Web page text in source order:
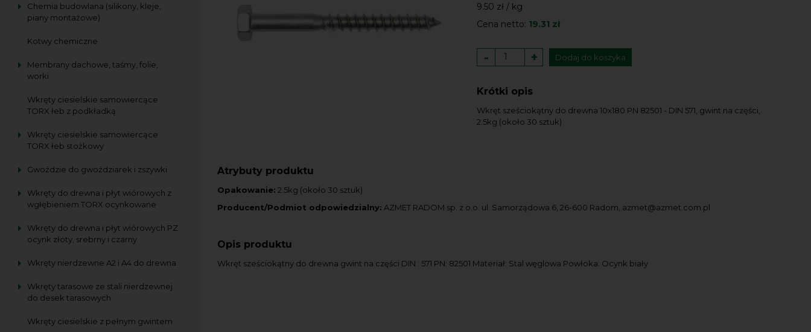
Chemia budowlana (silikony, kleje,
piany montażowe)
Kotwy chemiczne
Membrany dachowe, taśmy, folie,
worki
Wkręty ciesielskie samowiercące
TORX łeb z podkładką
Wkręty ciesielskie samowiercące
TORX łeb stożkowy
Gwoździe do gwoździarek i zszywki
Wkręty do drewna i płyt wiórowych z
wgłębieniem TORX ocynkowane
Wkręty do drewna i płyt wiórowych PZ
ocynk złoty, srebrny i czarny
Wkręty nierdzewne A2 i A4 do drewna
Wkręty tarasowe ze stali nierdzewnej
do desek tarasowych
Wkręty ciesielskie z pełnym gwintem
9.50 zł / kg
Cena netto: 19.31 zł
- + Dodaj do koszyka
Krótki opis
Wkręt sześciokątny do drewna 10x180 PN 82501 - DIN 571, gwint na części,
2.5kg (około 30 sztuk)
Atrybuty produktu
Opakowanie: 2.5kg (około 30 sztuk)
Producent/Podmiot odpowiedzialny: AZMET RADOM sp. z o.o. ul. Samorządowa 6, 26-600 Radom, azmet@azmet.com.pl
Opis produktu
Wkręt sześciokątny do drewna gwint na części DIN : 571 PN: 82501 Materiał: Stal węglowa Powłoka: Ocynk biały